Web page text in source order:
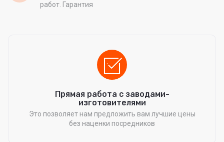
работ. Гарантия
Прямая работа с заводами-
изготовителями
Это позволяет нам предложить вам лучшие цены
без наценки посредников